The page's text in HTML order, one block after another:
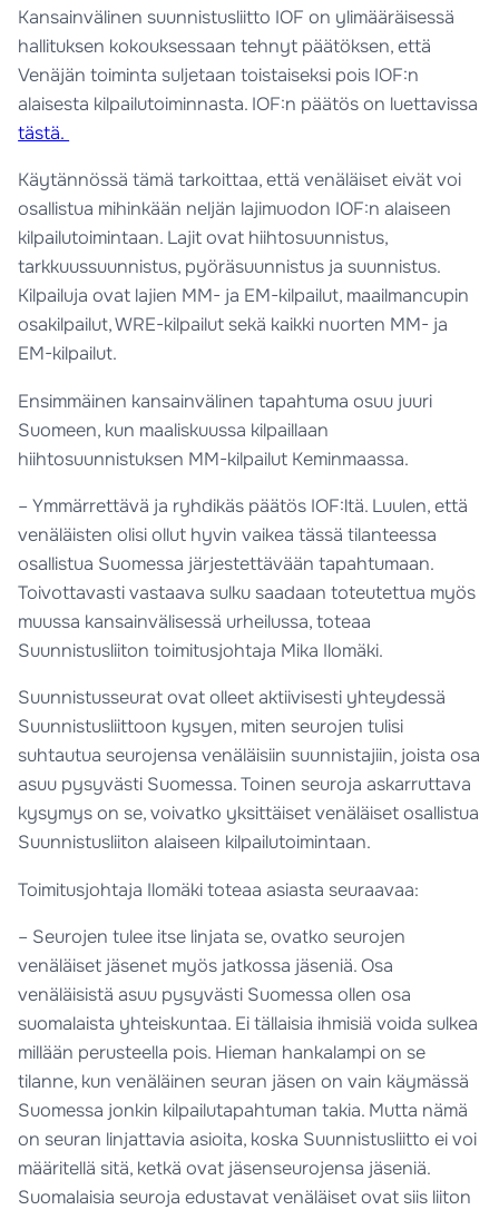
Kansainvälinen suunnistusliitto IOF on ylimääräisessä
hallituksen kokouksessaan tehnyt päätöksen, että
Venäjän toiminta suljetaan toistaiseksi pois IOF:n
alaisesta kilpailutoiminnasta. IOF:n päätös on luettavissa
tästä.
Käytännössä tämä tarkoittaa, että venäläiset eivät voi
osallistua mihinkään neljän lajimuodon IOF:n alaiseen
kilpailutoimintaan. Lajit ovat hiihtosuunnistus,
tarkkuussuunnistus, pyöräsuunnistus ja suunnistus.
Kilpailuja ovat lajien MM- ja EM-kilpailut, maailmancupin
osakilpailut, WRE-kilpailut sekä kaikki nuorten MM- ja
EM-kilpailut.
Ensimmäinen kansainvälinen tapahtuma osuu juuri
Suomeen, kun maaliskuussa kilpaillaan
hiihtosuunnistuksen MM-kilpailut Keminmaassa.
– Ymmärrettävä ja ryhdikäs päätös IOF:ltä. Luulen, että
venäläisten olisi ollut hyvin vaikea tässä tilanteessa
osallistua Suomessa järjestettävään tapahtumaan.
Toivottavasti vastaava sulku saadaan toteutettua myös
muussa kansainvälisessä urheilussa, toteaa
Suunnistusliiton toimitusjohtaja Mika Ilomäki.
Suunnistusseurat ovat olleet aktiivisesti yhteydessä
Suunnistusliittoon kysyen, miten seurojen tulisi
suhtautua seurojensa venäläisiin suunnistajiin, joista osa
asuu pysyvästi Suomessa. Toinen seuroja askarruttava
kysymys on se, voivatko yksittäiset venäläiset osallistua
Suunnistusliiton alaiseen kilpailutoimintaan.
Toimitusjohtaja Ilomäki toteaa asiasta seuraavaa:
– Seurojen tulee itse linjata se, ovatko seurojen
venäläiset jäsenet myös jatkossa jäseniä. Osa
venäläisistä asuu pysyvästi Suomessa ollen osa
suomalaista yhteiskuntaa. Ei tällaisia ihmisiä voida sulkea
millään perusteella pois. Hieman hankalampi on se
tilanne, kun venäläinen seuran jäsen on vain käymässä
Suomessa jonkin kilpailutapahtuman takia. Mutta nämä
on seuran linjattavia asioita, koska Suunnistusliitto ei voi
määritellä sitä, ketkä ovat jäsenseurojensa jäseniä.
Suomalaisia seuroja edustavat venäläiset ovat siis liiton